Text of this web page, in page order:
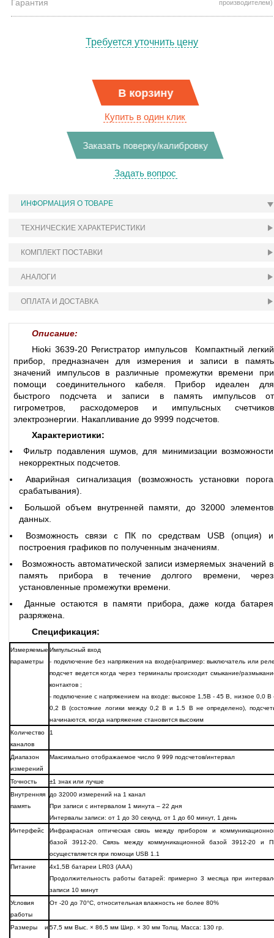
Гарантия
производителем)
Требуется уточнить цену
В корзину
Купить в один клик
Заказать поверку/калибровку
Задать вопрос
ИНФОРМАЦИЯ О ТОВАРЕ
ТЕХНИЧЕСКИЕ ХАРАКТЕРИСТИКИ
КОМПЛЕКТ ПОСТАВКИ
АНАЛОГИ
ОПЛАТА И ДОСТАВКА
Описание:
Hioki 3639-20 Регистратор импульсов Компактный легкий
прибор, предназначен для измерения и записи в память
значений импульсов в различные промежутки времени при
помощи соединительного кабеля. Прибор идеален для
быстрого подсчета и записи в память импульсов от
гигрометров, расходомеров и импульсных счетчиков
электроэнергии. Накапливание до 9999 подсчетов.
Характеристики:
Фильтр подавления шумов, для минимизации возможности
некорректных подсчетов.
Аварийная сигнализация (возможность установки порога
срабатывания).
Большой объем внутренней памяти, до 32000 элементов
данных.
Возможность связи с ПК по средствам USB (опция) и
построения графиков по полученным значениям.
Возможность автоматической записи измеряемых значений в
память прибора в течение долгого времени, через
установленные промежутки времени.
Данные остаются в памяти прибора, даже когда батарея
разряжена.
Спецификация:
Измеряемые
параметры
Импульсный вход
- подключение без напряжения на входе(например: выключатель или
подсчет ведется когда через терминалы происходит смыкание/
контактов ;
- подключение с напряжением на входе: высокое 1,5В - 45 В, низкое 0,0 В
0,2 В (состояние логики между 0,2 В и 1.5 В не определено),
начинаются, когда напряжение становится высоким
Количество
каналов
1
Диапазон
измерений
Максимально отображаемое число 9 999 подсчетов/интервал
Точность
±1 знак или лучше
Внутренняя
память
до 32000 измерений на 1 канал
При записи с интервалом 1 минута – 22 дня
Интервалы записи: от 1 до 30 секунд, от 1 до 60 минут, 1 день
Интерфейс
Инфракрасная оптическая связь между прибором и
базой 3912-20. Связь между коммуникационной базой 3912-20 и
осуществляется при помощи USB 1.1
Питание
4х1,5В батареи LR03 (AAА)
Продолжительность работы батарей: примерно 3 месяца при
записи 10 минут
Условия
работы
От -20 до 70°С, относительная влажность не более 80%
Размеры и 57,5 мм Выс. × 86,5 мм Шир. × 30 мм Толщ. Масса: 130 гр.